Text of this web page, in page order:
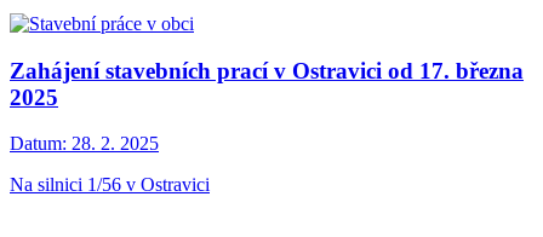
Zahájení stavebních prací v Ostravici od 17. března
2025
Datum: 28. 2. 2025
Na silnici 1/56 v Ostravici